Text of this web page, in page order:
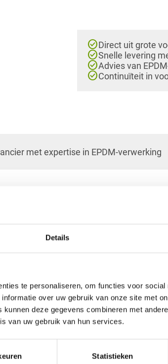
Details
te personaliseren, om functies voor social
over uw gebruik van onze site met
deze gegevens combineren met
van uw gebruik van hun services.
Statistieken
check_circleDirect uit grote
check_circleSnelle levering
check_circleAdvies van
check_circleContinuïteit in
met expertise in EPDM-verwerking
OM ER BIJ TE KOPEN